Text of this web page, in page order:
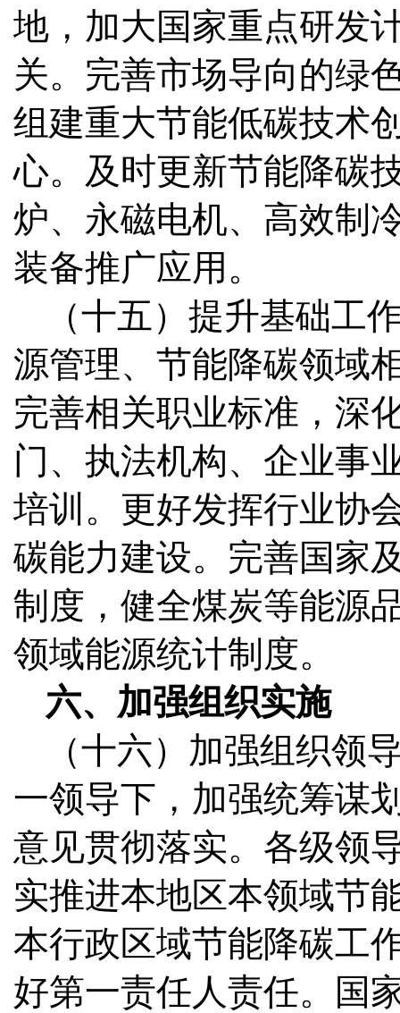
地，加大国家重点研发
关。完善市场导向的绿
组建重大节能低碳技术
心。及时更新节能降碳
炉、永磁电机、高效制
装备推广应用。
（十五）提升基础工
源管理、节能降碳领域
完善相关职业标准，深
门、执法机构、企业事
培训。更好发挥行业协
碳能力建设。完善国家
制度，健全煤炭等能源
领域能源统计制度。
六、加强组织实施
（十六）加强组织领
一领导下，加强统筹谋
意见贯彻落实。各级领
实推进本地区本领域节
本行政区域节能降碳工
好第一责任人责任。国